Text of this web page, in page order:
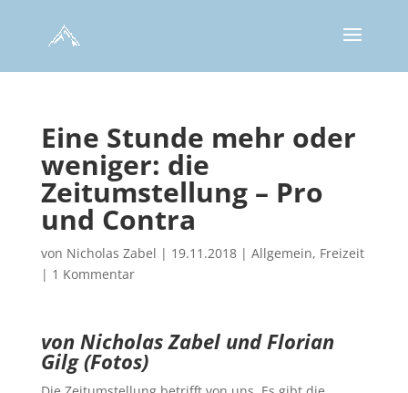
Eine Stunde mehr oder
weniger: die
Zeitumstellung – Pro
und Contra
von Nicholas Zabel | 19.11.2018| Allgemein, Freizeit
| 1 Kommentar
von Nicholas Zabel und Florian
Gilg (Fotos)